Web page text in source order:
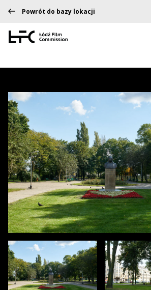
Powrót do bazy lokacji